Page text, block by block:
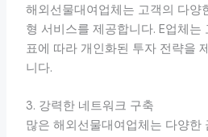
해외선물대여업체는 고객의 다양
형 서비스를 제공합니다. E업체는
표에 따라 개인화된 투자 전략을
니다.
3. 강력한 네트워크 구축
많은 해외선물대여업체는 다양한